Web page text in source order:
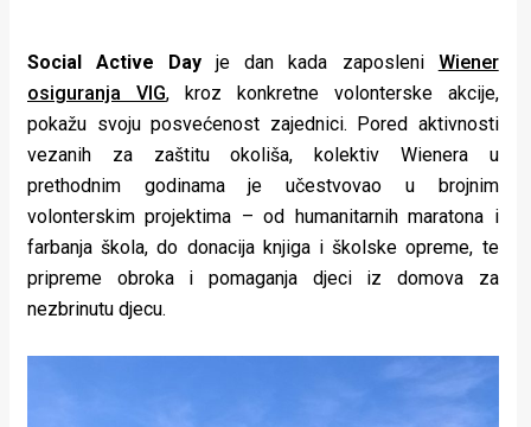
Social Active Day je dan kada zaposleni Wiener
osiguranja VIG, kroz konkretne volonterske akcije,
pokažu svoju posvećenost zajednici. Pored aktivnosti
vezanih za zaštitu okoliša, kolektiv Wienera u
prethodnim godinama je učestvovao u brojnim
volonterskim projektima – od humanitarnih maratona i
farbanja škola, do donacija knjiga i školske opreme, te
pripreme obroka i pomaganja djeci iz domova za
nezbrinutu djecu.